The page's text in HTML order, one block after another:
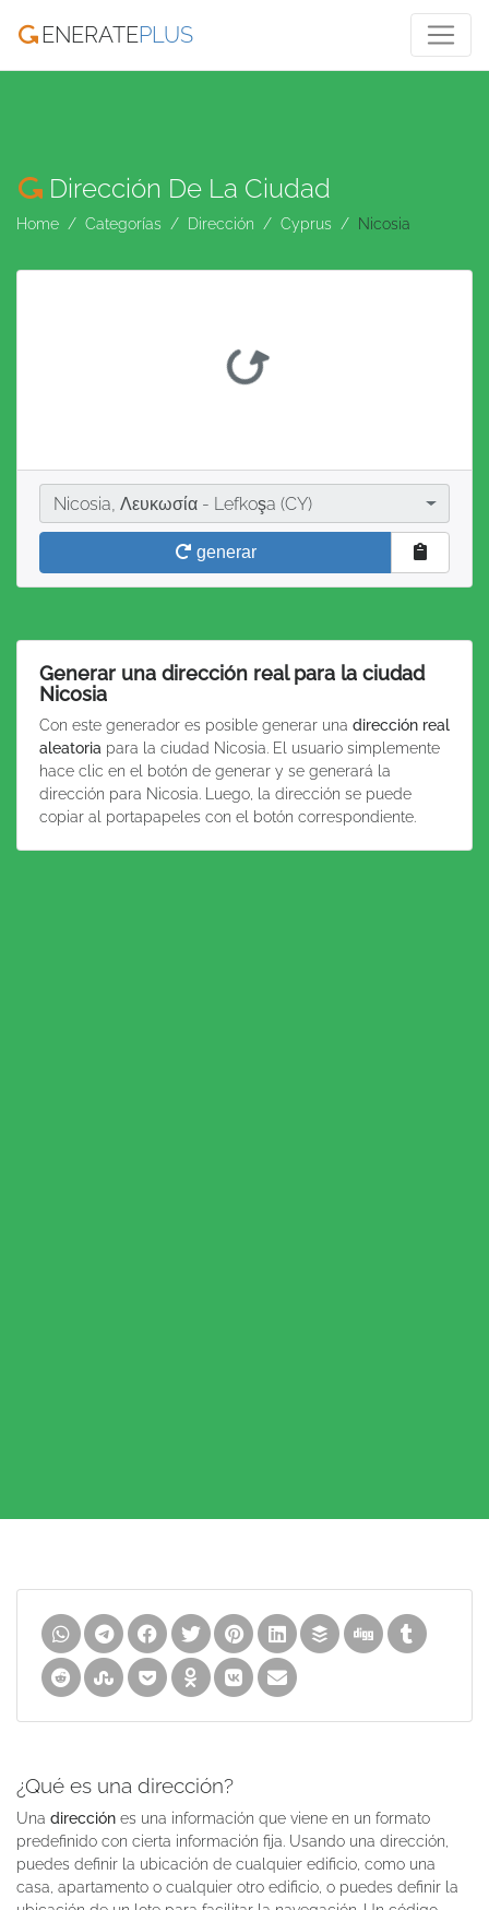
ENERATEPLUS
Dirección De La Ciudad
Home Categorías Dirección Cyprus Nicosia
Ciudad
Nicosia, Λευκωσία - Lefkoşa (CY)
generar
Generar una dirección real para la ciudad
Nicosia
Con este generador es posible generar una dirección real
aleatoria para la ciudad Nicosia. El usuario simplemente
hace clic en el botón de generar y se generará la
dirección para Nicosia. Luego, la dirección se puede
copiar al portapapeles con el botón correspondiente.
¿Qué es una dirección?
Una dirección es una información que viene en un formato
predefinido con cierta información fija. Usando una dirección,
puedes definir la ubicación de cualquier edificio, como una
casa, apartamento o cualquier otro edificio, o puedes definir la